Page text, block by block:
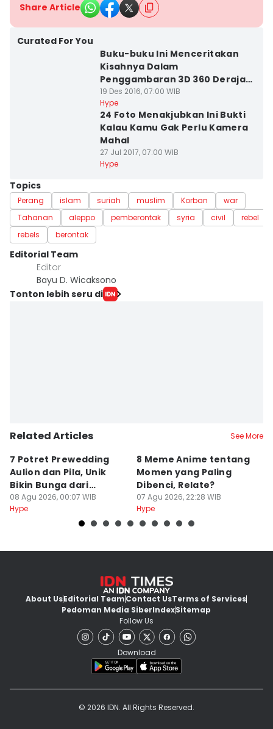
Share Article
Curated For You
Buku-buku Ini Menceritakan
Kisahnya Dalam
Penggambaran 3D 360 Derajat!
Kok Bisa?
19 Des 2016, 07:00 WIB
Hype
24 Foto Menakjubkan Ini Bukti
Kalau Kamu Gak Perlu Kamera
Mahal
27 Jul 2017, 07:00 WIB
Hype
Topics
Perang islam suriah muslim Korban
war
Tahanan
aleppo pemberontak syria civil
rebel
rebels
berontak
Editorial Team
Editor
Bayu D. Wicaksono
Tonton lebih seru di
Related Articles See More
7 Potret Prewedding
Aulion dan Pila, Unik
Bikin Bunga dari
Kardus!
08 Agu 2026, 00:07 WIB
Hype
8 Meme Anime tentang
Momen yang Paling
Dibenci, Relate?
07 Agu 2026, 22:28 WIB
Hype
About UsEditorial TeamContact UsTerms of Services
Pedoman Media SiberIndexSitemap
Follow Us
Download
© 2026 IDN. All Rights Reserved.